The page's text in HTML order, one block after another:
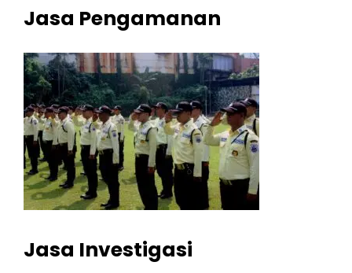
Jasa Pengamanan
Jasa Investigasi